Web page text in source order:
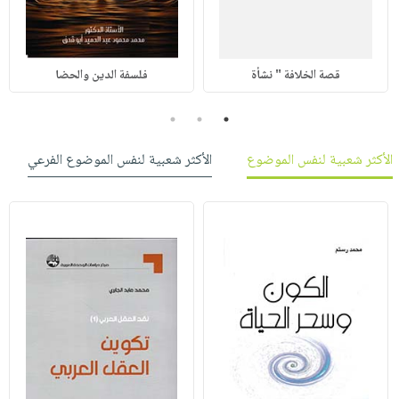
قصة الخلافة " نشأة فلسفة الدين والحضا
1
2
3
الأكثر شعبية لنفس الموضوع
الأكثر شعبية لنفس الموضوع الفرعي